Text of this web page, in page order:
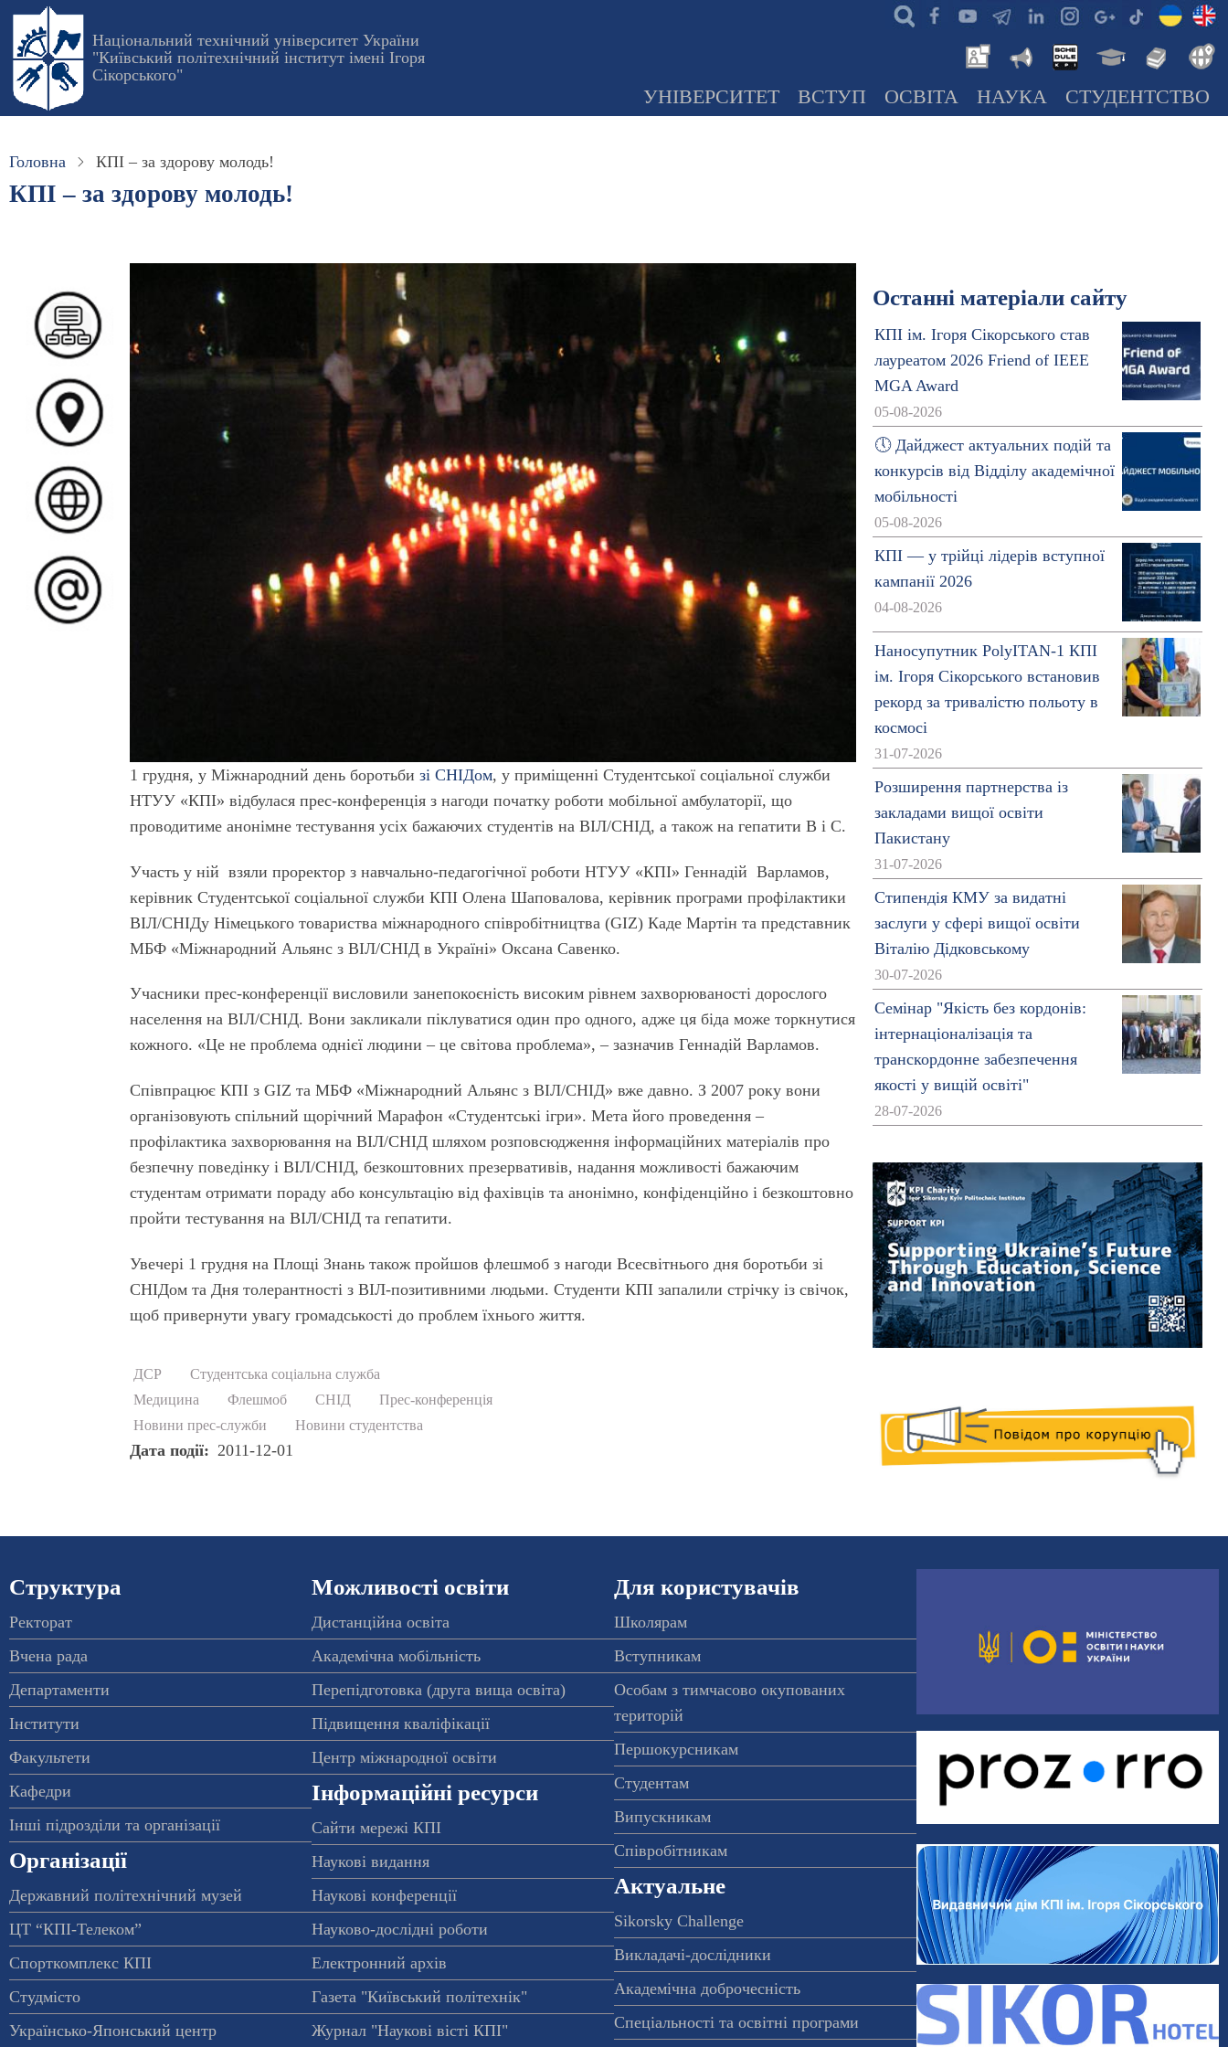
Перейти
основного
вмісту
Національний технічний університет України
"Київський політехнічний інститут імені Ігоря
Сікорського"
УНІВЕРСИТЕТ ВСТУП ОСВІТА НАУКА СТУДЕНТСТВО
Головна КПІ – за здорову молодь!
КПІ – за здорову молодь!
1 грудня, у Міжнародний день боротьбизі СНІДом, у приміщенні Студентської соціальної служби
НТУУ «КПІ» відбулася прес-конференція з нагоди початку роботи мобільної амбулаторії, що
проводитиме анонімне тестування усіх бажаючих студентів на ВІЛ/СНІД, а також на гепатити В і С.
Участь у ній взяли проректор з навчально-педагогічної роботи НТУУ «КПІ» Геннадій Варламов,
керівник Студентської соціальної служби КПІ Олена Шаповалова, керівник програми профілактики
ВІЛ/СНІДу Німецького товариства міжнародного співробітництва (GIZ) Каде Мартін та представник
МБФ «Міжнародний Альянс з ВІЛ/СНІД в Україні» Оксана Савенко.
Учасники прес-конференції висловили занепокоєність високим рівнем захворюваності дорослого
населення на ВІЛ/СНІД. Вони закликали піклуватися один про одного, адже ця біда може торкнутися
кожного. «Це не проблема однієї людини – це світова проблема», – зазначив Геннадій Варламов.
Співпрацює КПІ з GIZ та МБФ «Міжнародний Альянс з ВІЛ/СНІД» вже давно. З 2007 року вони
організовують спільний щорічний Марафон «Студентські ігри». Мета його проведення –
профілактика захворювання на ВІЛ/СНІД шляхом розповсюдження інформаційних матеріалів про
безпечну поведінку і ВІЛ/СНІД, безкоштовних презервативів, надання можливості бажаючим
студентам отримати пораду або консультацію від фахівців та анонімно, конфіденційно і безкоштовно
пройти тестування на ВІЛ/СНІД та гепатити.
Увечері 1 грудня на Площі Знань також пройшов флешмоб з нагоди Всесвітнього дня боротьби зі
СНІДом та Дня толерантності з ВІЛ-позитивними людьми. Студенти КПІ запалили стрічку із свічок,
щоб привернути увагу громадськості до проблем їхнього життя.
ДСР
Студентська соціальна служба
Медицина
Флешмоб СНІД
Прес-конференція
Новини прес-служби
Новини студентства
Дата події 2011-12-01
Останні матеріали сайту
КПІ ім. Ігоря Сікорського став
лауреатом 2026 Friend of IEEE
MGA Award
05-08-2026
🕔 Дайджест актуальних подій та
конкурсів від Відділу академічної
мобільності
05-08-2026
КПІ — у трійці лідерів вступної
кампанії 2026
04-08-2026
Наносупутник PolyITAN-1 КПІ
ім. Ігоря Сікорського встановив
рекорд за тривалістю польоту в
космосі
31-07-2026
Розширення партнерства із
закладами вищої освіти
Пакистану
31-07-2026
Стипендія КМУ за видатні
заслуги у сфері вищої освіти
Віталію Дідковському
30-07-2026
Семінар "Якість без кордонів:
інтернаціоналізація та
транскордонне забезпечення
якості у вищій освіті"
28-07-2026
Структура
Ректорат
Вчена рада
Департаменти
Інститути
Факультети
Кафедри
Інші підрозділи та організації
Організації
Державний політехнічний музей
ЦТ “КПІ-Телеком”
Спорткомплекс КПІ
Студмісто
Українсько-Японський центр
Можливості освіти
Дистанційна освіта
Академічна мобільність
Перепідготовка (друга вища освіта)
Підвищення кваліфікації
Центр міжнародної освіти
Інформаційні ресурси
Сайти мережі КПІ
Наукові видання
Наукові конференції
Науково-дослідні роботи
Електронний архів
Газета "Київський політехнік"
Журнал "Наукові вісті КПІ"
Для користувачів
Школярам
Вступникам
Особам з тимчасово окупованих
територій
Першокурсникам
Студентам
Випускникам
Співробітникам
Актуальне
Sikorsky Challenge
Викладачі-дослідники
Академічна доброчесність
Спеціальності та освітні програми